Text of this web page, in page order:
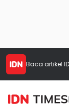
Baca artikel